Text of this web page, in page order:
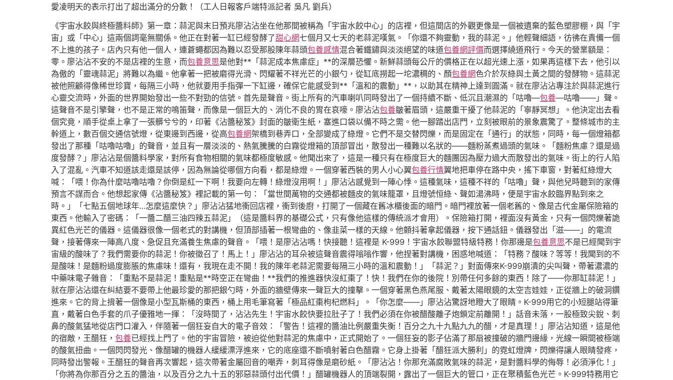
愛凌明天的表示打出了超出滿分的分數！（工人日報客戶端特派記者 吳凡 劉兵）
《宇宙水餃與終極醬料師》第一章：蒜泥與末日預兆廖沾沾坐在他那間被稱為「宇宙水餃中心」的店裡，但這間店的外觀更像是一個被遺棄的藍色塑膠棚，與「宇
宙」或「中心」這兩個詞毫無關係。他正在對著一缸已經發酵了甜心網七個月又七天的老蒜泥嘆氣。「你還不夠靈動，我的蒜泥。」他輕聲細語，彷彿在責備一個
不上進的孩子。店內只有他一個人，連蒼蠅都因為難以忍受那股陳年蒜頭包養感情混合著鐵鏽與淡淡絕望的味道包養網評價而選擇繞道飛行。今天的營業額是：
零。廖沾沾不安的不是店裡的生意，而包養意思是他對**「蒜泥成本焦慮症」**的深層恐懼。新鮮蒜頭每公斤的價格正在以超光速上漲，如果再這樣下去，他引以
為傲的「靈魂蒜泥」將難以為繼。他拿著一把被磨得光滑、閃耀著不祥光芒的小銀勺，從缸底撈起一坨濃稠的、顏包養網色介於灰綠與土黃之間的發酵物。這蒜泥
被他照顧得像稀世珍寶，每隔三小時，他就要用手指彈一下缸邊，確保它能感受到**「溫和的震動」**，以助其在精神上達到圓滿。就在廖沾沾專注於與蒜泥進行
心靈交流時，外面的世界開始發出一些不對勁的信號。首先是聲音。街上所有的汽車喇叭同時發出了一個持續不斷、低沉且潮濕的「咕嚕—包養—咕嚕——」聲。
這聲音不是引擎聲，也不是正常的鳴笛聲，而像是一個巨大的、消化不良的胃在哀嚎。廖沾沾包養皺著眉頭，這嚴重干擾了他蒜泥的「寧靜冥想」。他決定出去看
個究竟，順手從桌上拿了一張髒兮兮的，印著《沾醬秘笈》封面的皺衛生紙，塞進口袋以備不時之需。他一腳踏出店門，立刻被眼前的景象震驚了。整條城市的主
幹道上，數百個交通信號燈，從東邊到西邊，從高包養網架橋到巷弄口，全部變成了綠燈。它們不是交替閃爍，而是固定在「通行」的狀態，同時，每一個燈箱都
發出了那種「咕嚕咕嚕」的聲音，並且有一層淡淡的、熱氣騰騰的白霧從燈箱的頂部冒出，散發出一種難以名狀的——麵粉蒸煮過頭的氣味。「麵粉焦慮？還是過
度發酵？」廖沾沾是個醬料學家，對所有食物相關的氣味都極度敏感。他聞出來了，這是一種只有在極度巨大的麵團因為壓力過大而散發出的氣味。街上的行人陷
入了混亂。汽車不知道該走還是該停，因為無論從哪個方向看，都是綠燈。一個穿著西裝的男人小心翼包養行情翼地把車停在路中央，搖下車窗，對著紅綠燈大
喊：「喂！你為什麼咕嚕咕嚕？你倒是紅一下啊！我要向左轉！綠燈沒用啊！」廖沾沾感覺到一陣心悸。這種氣味，這種不祥的「咕嚕」聲，與他兒時聽到的家傳
預言不謀而合。他想起家傳《沾醬秘笈》裡記載的第一句：「當世間萬物的交通都被麵皮的氣味籠罩，且燈號恒綠、聲如湯沸時，便是宇宙水餃臨界點到來之
時。」「七點五個地球年…怎麼這麼快？」廖沾沾猛地衝回店裡，衝到後廚，打開了一個藏在舊冰櫃後面的暗門。暗門裡放著一個老舊的、像是古代金屬保險箱的
東西。他輸入了密碼：「一醬二醋三油四辣五蒜泥」（這是醬料界的基礎公式，只有像他這樣的傳統派才會用）。保險箱打開，裡面沒有黃金，只有一個閃爍著詭
異紅色光芒的儀器。這儀器很像一個老式的對講機，但頂部插著一根彎曲的、像韭菜一樣的天線。他顫抖著拿起儀器，按下通話鈕。儀器發出「滋——」的電流
聲，接著傳來一陣高八度、急促且充滿養生焦慮的聲音。「喂！是廖沾沾嗎！快接聽！這裡是 K-999！宇宙水餃聯盟特級特務！你那邊是包養意思不是已經聞到宇
宙級的酸味了？我們需要你的蒜泥！你被徵召了！馬上！」廖沾沾的耳朵被這聲音震得嗡嗡作響，他捏著對講機，困惑地喊道：「特務？酸味？等等！我聞到的不
是酸味！是麵粉過度膨脹的焦慮味！還有，我現在走不開！我的陳年老蒜泥需要每隔三小時的溫和震動！」「蒜泥？」對面傳來K-999崩潰的尖叫聲，帶著濃濃的
中藥味電子雜音：「重點不是蒜泥！重點是**時空正在彎曲！**我們的推進器快沒紅棗了！快！我們在你的後院！別帶任何多餘的東西！除了——你那缸蒜泥！」
就在廖沾沾還在糾結要不要帶上他最珍愛的那把銀勺時，外面的牆壁傳來一聲巨大的撞擊。一個穿著黑色燕尾服、戴著太陽眼鏡的太空吉娃娃，正從牆上的破洞鑽
進來。它的背上揹著一個像是小型瓦斯桶的東西，桶上用毛筆寫著「極品紅棗枸杞燃料」。「你怎麼——」廖沾沾驚訝地瞪大了眼睛。K-999用它的小短腿站得筆
直，戴著白色手套的爪子優雅地一揮：「沒時間了，沾沾先生！宇宙水餃快要拉肚子了！我們必須在你被醋酸離子炮鎖定前離開！」話音未落，一股極致尖銳、刺
鼻的酸氣猛地從店門口灌入，伴隨著一個狂妄自大的電子音效：「警告！這裡的醬油比例嚴重失衡！百分之九十九點九九的醋，才是真理！」廖沾沾知道，這是他
的宿敵，王醋狂， 包養已經找上門了。他的宇宙冒險，被迫從他對蒜泥的焦慮中，正式開始了。一個狂妄的影子佔滿了那扇被撞破的牆門邊緣，光線一瞬間被極端
的酸氣扭曲。一個閃閃發光、像醋罐的機器人緩緩漂浮進來，它的底座還不斷噴射著白色醋霧。它身上掛著「醋狂派大勝利」的霓虹燈牌，閃爍得讓人眼睛發疼，
同時發出警報。王醋狂的聲音再次響起，這次帶著金屬回音的嘲弄，刺耳得像是磨砂紙。「廖沾沾！你那充滿腐敗氣味的蒜泥，是對醬料學的侮辱！必須淨化！」
「你將為你那百分之五的醬油，以及百分之九十五的邪惡蒜頭付出代價！」醋罐機器人的頂端裂開，露出了一個巨大的管口，正在聚積藍色光芒。K-999特務用它